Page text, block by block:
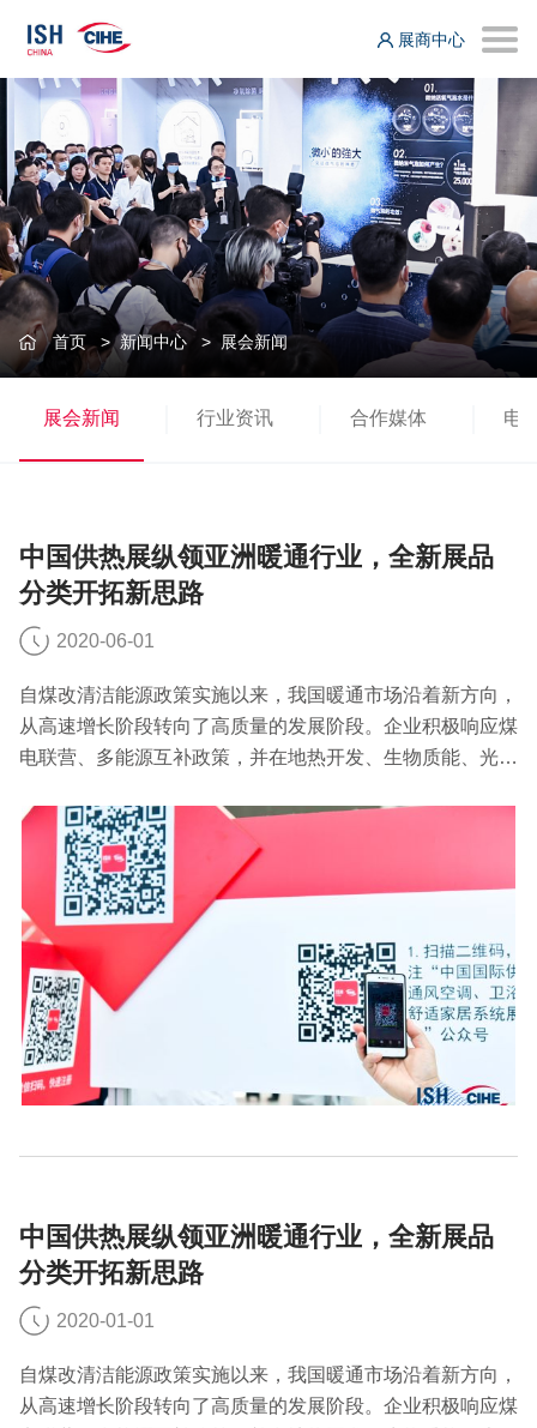
展商中心
首页>新闻中心> 展会新闻
展会新闻 行业资讯 合作媒体 电
中国供热展纵领亚洲暖通行业，全新展品
分类开拓新思路
2020-06-01
自煤改清洁能源政策实施以来，我国暖通市场沿着新方向，
从高速增长阶段转向了高质量的发展阶段。企业积极响应煤
电联营、多能源互补政策，并在地热开发、生物质能、光伏
地被运用其中，将中国暖通行业带入清洁、舒适、创新、多
元的新时代。
中国供热展纵领亚洲暖通行业，全新展品
分类开拓新思路
2020-01-01
自煤改清洁能源政策实施以来，我国暖通市场沿着新方向，
从高速增长阶段转向了高质量的发展阶段。企业积极响应煤